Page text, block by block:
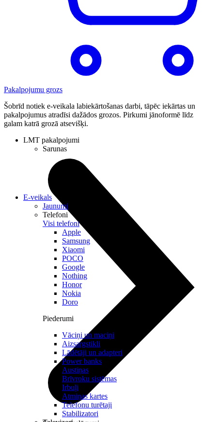
Pakalpojumu grozs
Šobrīd notiek e-veikala labiekārtošanas darbi, tāpēc iekārtas un
pakalpojumus atradīsi dažādos grozos. Pirkumi jānoformē līdz
galam katrā grozā atsevišķi.
LMT pakalpojumi
Sarunas
E-veikals
Jaunumi
Telefoni
Visi telefoni
Apple
Samsung
Xiaomi
POCO
Google
Nothing
Honor
Nokia
Doro
Piederumi
Vāciņi un maciņi
Aizsargstikli
Lādētāji un adapteri
Power banks
Austiņas
Brīvroku sistēmas
Irbuļi
Atmiņas kartes
Telefonu turētaji
Stabilizatori